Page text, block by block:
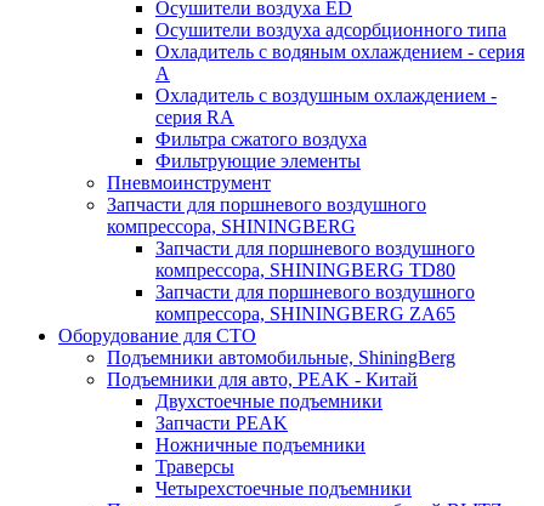
Осушители воздуха ED
Осушители воздуха адсорбционного типа
Охладитель с водяным охлаждением - серия
A
Охладитель с воздушным охлаждением -
серия RA
Фильтра сжатого воздуха
Фильтрующие элементы
Пневмоинструмент
Запчасти для поршневого воздушного
компрессора, SHININGBERG
Запчасти для поршневого воздушного
компрессора, SHININGBERG TD80
Запчасти для поршневого воздушного
компрессора, SHININGBERG ZA65
Оборудование для СТО
Подъемники автомобильные, ShiningBerg
Подъемники для авто, PEAK - Китай
Двухстоечные подъемники
Запчасти PEAK
Ножничные подъемники
Траверсы
Четырехстоечные подъемники